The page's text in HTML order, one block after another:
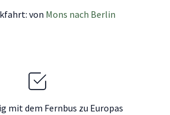
von Mons nach Berlin
mit dem Fernbus zu Europas